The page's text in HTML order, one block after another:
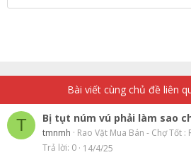
22
Times New Roman
Bài viết cùng chủ đề liên
T Bị tụt núm vú phải làm sao
tmnmh
Rao Vặt Mua Bán - Chợ Tốt :
Trả lời 0 14/4/25